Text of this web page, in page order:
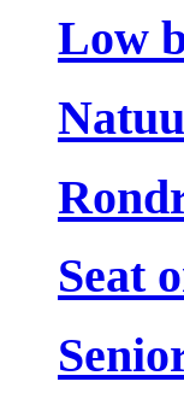
Low
Seat